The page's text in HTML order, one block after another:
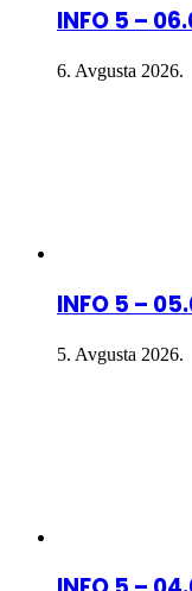
INFO 5 –
6. Avgusta 2026.
INFO 5 –
5. Avgusta 2026.